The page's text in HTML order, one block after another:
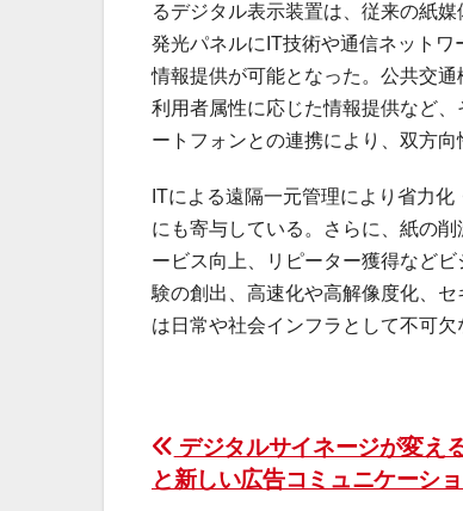
るデジタル表示装置は、従来の紙
発光パネルにIT技術や通信ネット
情報提供が可能となった。公共交
利用者属性に応じた情報提供など
ートフォンとの連携により、双方
ITによる遠隔一元管理により省力
にも寄与している。さらに、紙の
ービス向上、リピーター獲得など
験の創出、高速化や高解像度化、
は日常や社会インフラとして不可欠
投デジタルサイネージが変え
と新しい広告コミュニケーシ